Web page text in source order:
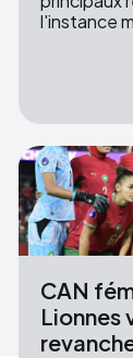
l'instance
CAN
Lionnes